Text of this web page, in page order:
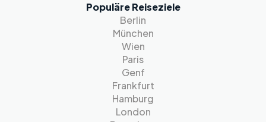
Populäre Reiseziele
Berlin
München
Wien
Paris
Genf
Frankfurt
Hamburg
London